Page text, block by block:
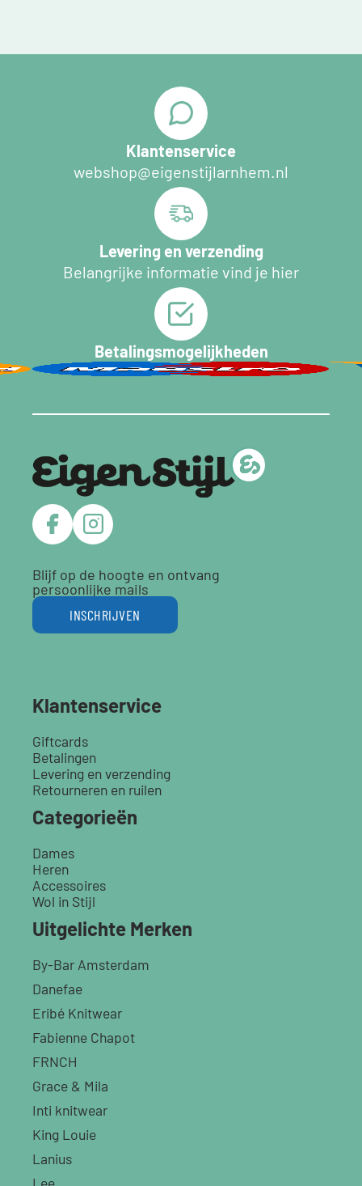
Klantenservice
webshop@eigenstijlarnhem.nl
Levering en verzending
Belangrijke informatie vind je hier
Betalingsmogelijkheden
Blijf op de hoogte en ontvang
persoonlijke mails
INSCHRIJVEN
Klantenservice
Giftcards
Betalingen
Levering en verzending
Retourneren en ruilen
Categorieën
Dames
Heren
Accessoires
Wol in Stijl
Uitgelichte Merken
By-Bar Amsterdam
Danefae
Eribé Knitwear
Fabienne Chapot
FRNCH
Grace & Mila
Inti knitwear
King Louie
Lanius
Lee